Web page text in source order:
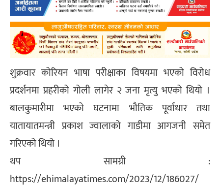
शुक्रवार कोरियन भाषा परीक्षाका विषयमा भएको विरोध
प्रदर्शनमा प्रहरीको गोली लागेर २ जना मृत्यु भएको थियो ।
बालकुमारीमा भएको घटनामा भौतिक पूर्वाधार तथा
यातायातमन्त्री प्रकाश ज्वालाको गाडीमा आगजनी समेत
गरिएको थियो ।
थप सामग्री :
https://ehimalayatimes.com/2023/12/186027/